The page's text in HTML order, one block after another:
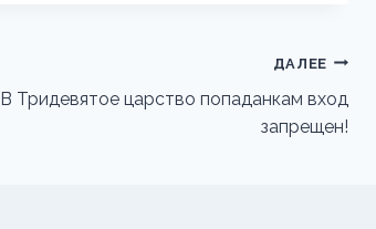
ДАЛЕЕ
В Тридевятое царство попаданкам вход
запрещен!